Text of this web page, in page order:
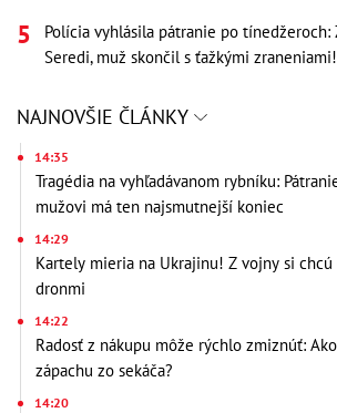
Polícia vyhlásila pátranie po
Seredi, muž skončil s ťažkými zraneniami!
NAJNOVŠIE ČLÁNKY
14:35
Tragédia na vyhľadávanom rybníku:
mužovi má ten najsmutnejší koniec
14:29
Kartely mieria na Ukrajinu! Z vojny si
dronmi
14:22
Radosť z nákupu môže rýchlo zmiznúť:
zápachu zo sekáča?
14:20